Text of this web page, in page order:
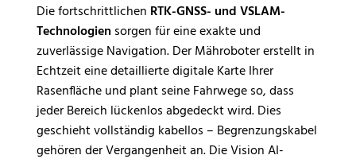
Die fortschrittlichen RTK-GNSS- und VSLAM-
Technologien sorgen für eine exakte und
zuverlässige Navigation. Der Mähroboter erstellt in
Echtzeit eine detaillierte digitale Karte Ihrer
Rasenfläche und plant seine Fahrwege so, dass
jeder Bereich lückenlos abgedeckt wird. Dies
geschieht vollständig kabellos – Begrenzungskabel
gehören der Vergangenheit an. Die Vision AI-